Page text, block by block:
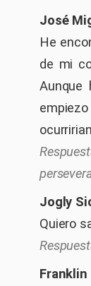
José
He
de mi
Aunque
Jogly
Quiero
Franklin